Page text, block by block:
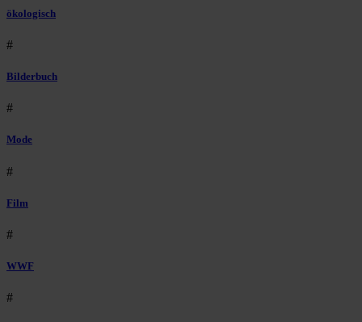
ökologisch
#
Bilderbuch
#
Mode
#
Film
#
WWF
#